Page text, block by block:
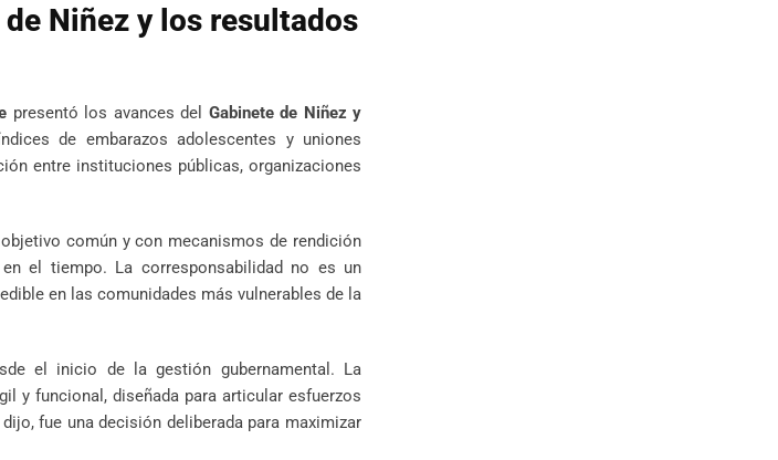
Niñez y los resultados
presentó los avances del Gabinete de Niñez y
de embarazos adolescentes y uniones
entre instituciones públicas, organizaciones
común y con mecanismos de rendición
el tiempo. La corresponsabilidad no es un
en las comunidades más vulnerables de la
el inicio de la gestión gubernamental. La
y funcional, diseñada para articular esfuerzos
fue una decisión deliberada para maximizar